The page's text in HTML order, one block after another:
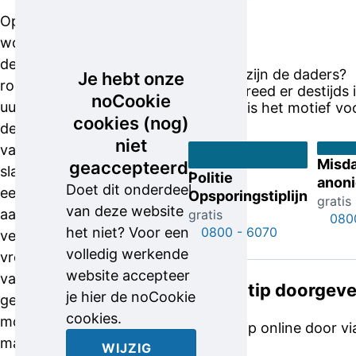
Op
woensdag 21
december
rond 23.00
uur filmde de
deurbelcamera
van de
slachtoffers
een man die
aanbelde en
vervolgens
vroeg of hij
van het toilet
gebruik
mocht
maken. Op
Je hebt onze
noCookie
cookies (nog)
niet
geaccepteerd.
Doet dit onderdeel
van deze website
het niet? Voor een
volledig werkende
website accepteer
je hier de noCookie
cookies.
WIJZIG
Wie zijn de daders?
Wie reed er
Wat is het motief
Politie
Opsporingstiplijn
gratis
0800 - 6070
gratis
Online tip
Geef je tip online door